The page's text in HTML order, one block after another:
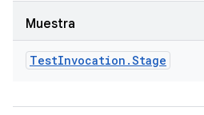
Muestra
TestInvocation .Stage